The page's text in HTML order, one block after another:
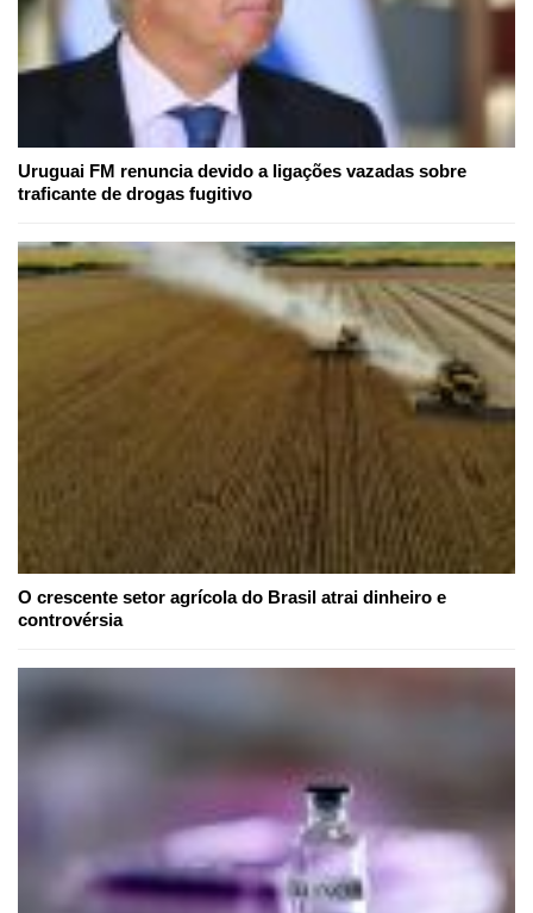
Uruguai FM renuncia devido a ligações vazadas sobre
traficante de drogas fugitivo
O crescente setor agrícola do Brasil atrai dinheiro e
controvérsia